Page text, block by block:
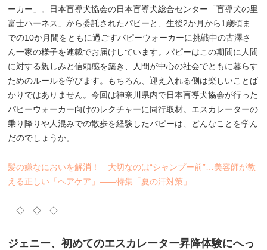
ーカー」。日本盲導犬協会の日本盲導犬総合センター「盲導犬の里
富士ハーネス」から委託されたパピーと、生後2か月から1歳頃ま
での10か月間をともに過ごすパピーウォーカーに挑戦中の古澤さ
ん一家の様子を連載でお届けしています。パピーはこの期間に人間
に対する親しみと信頼感を築き、人間が中心の社会でともに暮らす
ためのルールを学びます。もちろん、迎え入れる側は楽しいことば
かりではありません。今回は神奈川県内で日本盲導犬協会が行った
パピーウォーカー向けのレクチャーに同行取材。エスカレーターの
乗り降りや人混みでの散歩を経験したパピーは、どんなことを学ん
だのでしょうか。
髪の嫌なにおいを解消！ 大切なのは“シャンプー前”…美容師が教
える正しい「ヘアケア」――特集「夏の汗対策」
◇ ◇ ◇
ジェニー、初めてのエスカレーター昇降体験にへっ